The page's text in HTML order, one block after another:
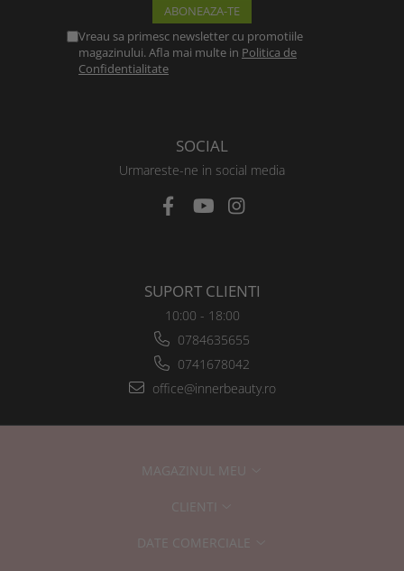
Vreau sa primesc newsletter cu promotiile
magazinului. Afla mai multe in Politica de
Confidentialitate
SOCIAL
Urmareste-ne in social media
SUPORT CLIENTI
10:00 - 18:00
0784635655
0741678042
office@innerbeauty.ro
MAGAZINUL MEU
CLIENTI
DATE COMERCIALE